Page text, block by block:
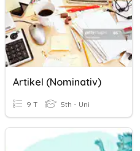
Artikel (Nominativ)
9 T 5th - Uni